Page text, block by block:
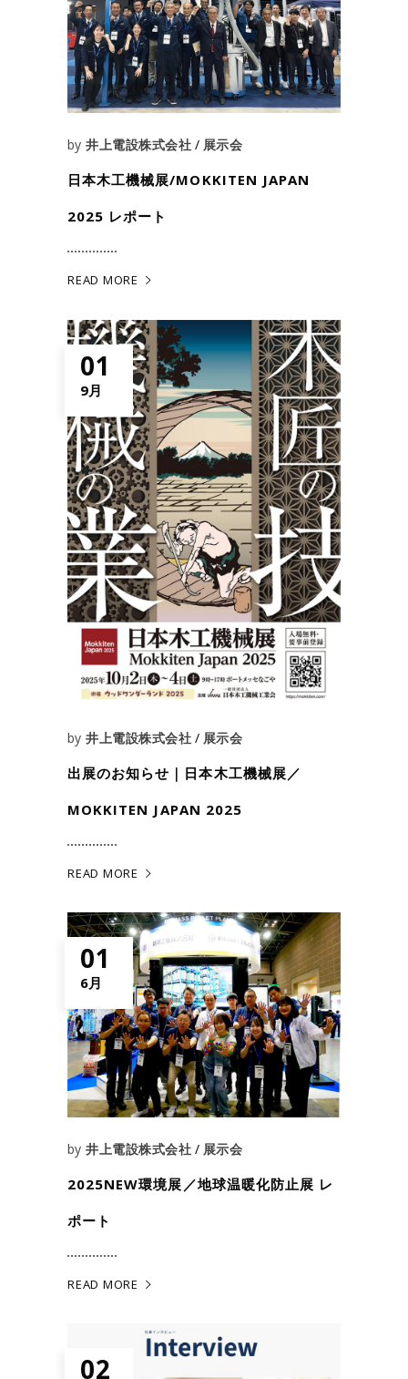
by井上電設株式会社 展示会
日本木工機械展/MOKKITEN JAPAN
2025 レポート
READ MORE
01
9月
by井上電設株式会社 展示会
出展のお知らせ｜日本木工機械展／
MOKKITEN JAPAN 2025
READ MORE
01
6月
by井上電設株式会社 展示会
2025NEW環境展／地球温暖化防止展 レ
ポート
READ MORE
02